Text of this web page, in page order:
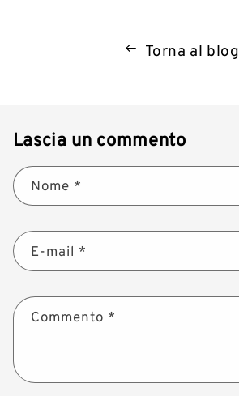
Torna al blog
Lascia un commento
Nome *
E-mail *
Commento *